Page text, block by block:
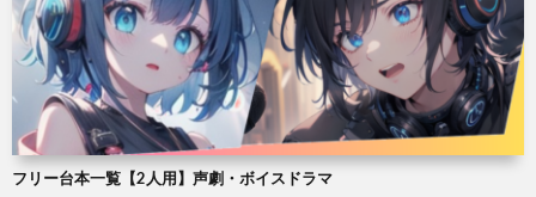
フリー台本一覧【2人用】声劇・ボイスドラマ